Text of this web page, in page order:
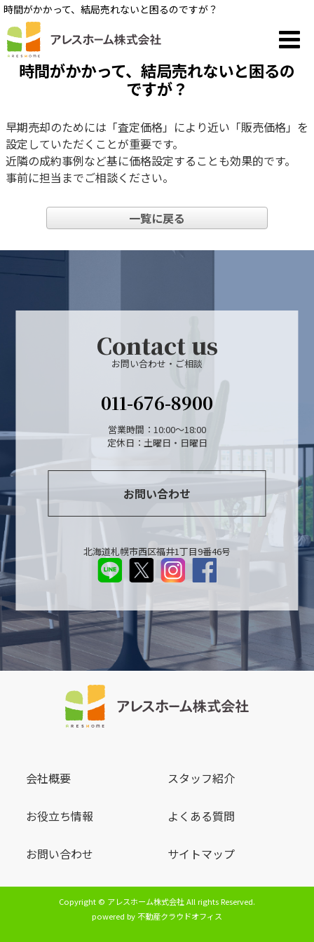
時間がかかって、結局売れないと困るのですが？
時間がかかって、結局売れないと困るの
ですが？
早期売却のためには「査定価格」により近い「販売価格」を
設定していただくことが重要です。
近隣の成約事例など基に価格設定することも効果的です。
事前に担当までご相談ください。
一覧に戻る
Contact us
お問い合わせ・ご相談
011-676-8900
営業時間：10:00～18:00
定休日：土曜日・日曜日
お問い合わせ
北海道札幌市西区福井1丁目9番46号
会社概要 スタッフ紹介
お役立ち情報 よくある質問
お問い合わせ サイトマップ
Copyright © アレスホーム株式会社 All rights Reserved.
powered by 不動産クラウドオフィス